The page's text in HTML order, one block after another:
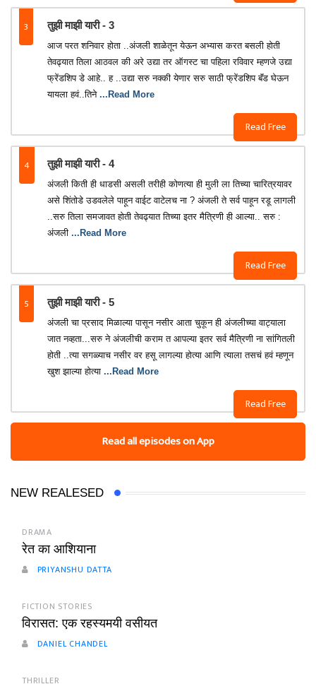
3 तुझी माझी यारी - 3
Read Free
आज परत शनिवार होता ..अंजली शाळेतून येऊन अभ्यास करत बसली होती
तेवढ्यात तिला आठवल की अरे उद्या तर ऑगस्ट चा पहिला रविवार म्हणजे उद्या
फ्रेंडशिप डे आहे.. ह ..उद्या सरु नक्की येणार सरु साठी फ्रेंडशिप बॅंड घेऊन
यायला हवं..तिने ...Read More
4 तुझी माझी यारी - 4
Read Free
अंजली किती ही धाडसी असली तरीही कोणत्या ही मुली ला तिच्या चारित्रयावर
असे शिंतोडे उडवलेले पाहून वाईट वाटेलच ना ? अंजली ते सर्व पाहून रडू लागली
..सरु तिला समजावत होती तेवढ्यात तिच्या इतर मैत्रिणी ही आल्या.. सरु :
अंजली ...Read More
5 तुझी माझी यारी - 5
Read Free
अंजली चा प्रसाद मिळाल्या पासून नसीर आता चुकून ही अंजलीच्या वाट्याला
जात नव्हता...सरु ने अंजलीची कराम त आपल्या इतर सर्व मैत्रिणी ना सांगितली
होती ..त्या सगळ्याच नसीर वर हसू लागल्या होत्या आणि त्याला तसचं हवं म्हणून
खुश झाल्या होत्या ...Read More
Read all episodes on App
NEW REALESED
DRAMA
रेत का आशियाना
PRIYANSHU DATTA
FICTION STORIES
विरासत: एक रहस्यमयी वसीयत
DANIEL CHANDEL
THRILLER